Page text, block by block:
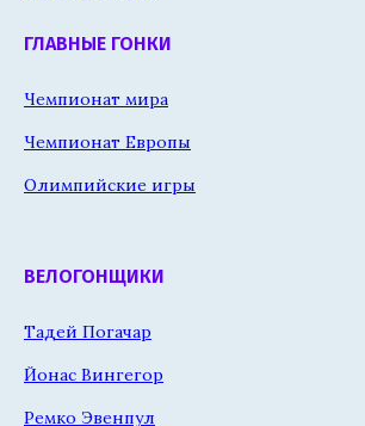
ГЛАВНЫЕ ГОНКИ
Чемпионат мира
Чемпионат Европы
Олимпийские игры
ВЕЛОГОНЩИКИ
Тадей Погачар
Йонас Вингегор
Ремко Эвенпул